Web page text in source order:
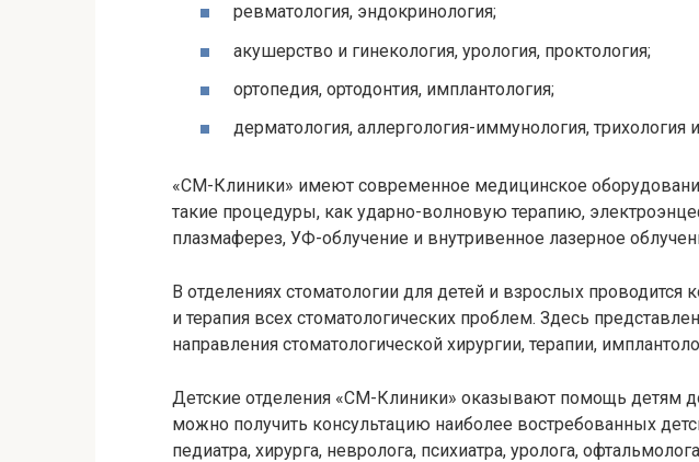
ревматология, эндокринология;
акушерство и гинекология, урология, проктология;
ортопедия, ортодонтия, имплантология;
дерматология, аллергология-иммунология, трихология
«СМ-Клиники» имеют современное медицинское
такие процедуры, как ударно-волновую терапию,
плазмаферез, УФ-облучение и внутривенное лазерное
В отделениях стоматологии для детей и взрослых проводится
и терапия всех стоматологических проблем. Здесь
направления стоматологической хирургии, терапии,
Детские отделения «СМ-Клиники» оказывают помощь детям
можно получить консультацию наиболее востребованных
педиатра, хирурга, невролога, психиатра, уролога,